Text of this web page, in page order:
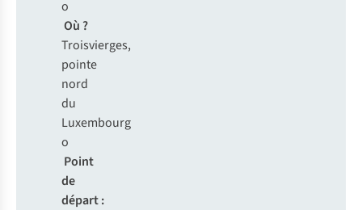
o
Où ?
Troisvierges,
pointe
nord
du
Luxembourg
o
Point
de
départ :